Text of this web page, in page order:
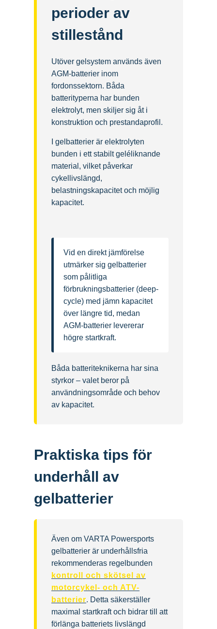
perioder av
stillestånd
Utöver gelsystem används även
AGM-batterier inom
fordonssektorn. Båda
batterityperna har bunden
elektrolyt, men skiljer sig åt i
konstruktion och prestandaprofil.
I gelbatterier är elektrolyten
bunden i ett stabilt geléliknande
material, vilket påverkar
cykellivslängd,
belastningskapacitet och möjlig
kapacitet.
Vid en direkt jämförelse
utmärker sig gelbatterier
som pålitliga
förbrukningsbatterier (deep-
cycle) med jämn kapacitet
över längre tid, medan
AGM-batterier levererar
högre startkraft.
Båda batteriteknikerna har sina
styrkor – valet beror på
användningsområde och behov
av kapacitet.
Praktiska tips för
underhåll av
gelbatterier
Även om VARTA Powersports
gelbatterier är underhållsfria
rekommenderas regelbunden
kontroll och skötsel av
motorcykel- och ATV-
batterier. Detta säkerställer
maximal startkraft och bidrar till att
förlänga batteriets livslängd